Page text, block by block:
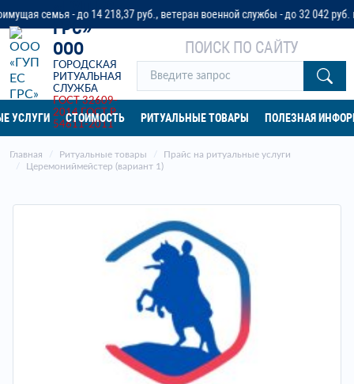
семья - до 14 218,37 руб., ветеран военной службы - до 32 042 руб.
«ГУП ЕС
ГРС»
ООО
ГОРОДСКАЯ
РИТУАЛЬНАЯ
СЛУЖБА
ГОСТ 32609-
2014 ГОСТ Р
54611-2011
ПОИСК ПО САЙТУ
УСЛУГИ СТОИМОСТЬ РИТУАЛЬНЫЕ ТОВАРЫ ПОЛЕЗНАЯ
Главная Ритуальные товары
Прайс на ритуальные услуги
Церемониймейстер (вариант 1)